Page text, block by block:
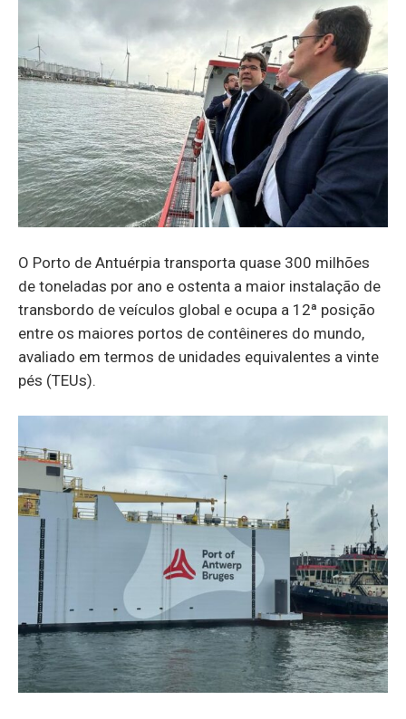
O Porto de Antuérpia transporta quase 300 milhões
de toneladas por ano e ostenta a maior instalação de
transbordo de veículos global e ocupa a 12ª posição
entre os maiores portos de contêineres do mundo,
avaliado em termos de unidades equivalentes a vinte
pés (TEUs).